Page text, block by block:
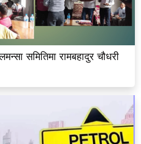
समितिमा रामबहादुर चौधरी